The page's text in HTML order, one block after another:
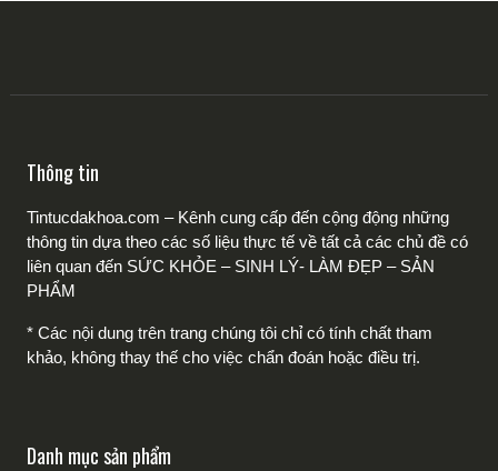
Thông tin
Tintucdakhoa.com – Kênh cung cấp đến cộng động những
thông tin dựa theo các số liệu thực tế về tất cả các chủ đề có
liên quan đến SỨC KHỎE – SINH LÝ- LÀM ĐẸP – SẢN
PHẨM
* Các nội dung trên trang chúng tôi chỉ có tính chất tham
khảo, không thay thế cho việc chẩn đoán hoặc điều trị.
Danh mục sản phẩm